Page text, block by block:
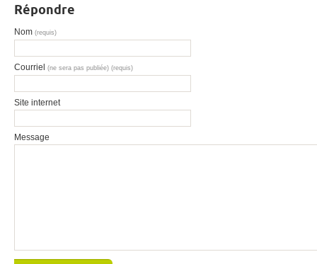
Répondre
Nom (requis)
Courriel (ne sera pas publiée) (requis)
Site internet
Message